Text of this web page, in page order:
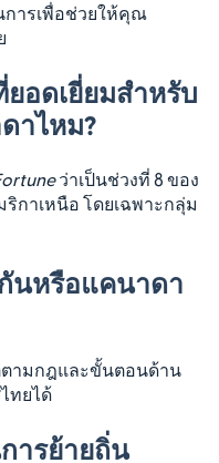
การเพื่อช่วยให้คุณ
อดเยี่ยมสำหรับ
าไหม?
ว่าเป็นช่วงที่ 8 ของ
กาเหนือ โดยเฉพาะกลุ่ม
นหรือแคนาดา
ตามกฎและขั้นตอนด้าน
ทยได้
ารย้ายถิ่น